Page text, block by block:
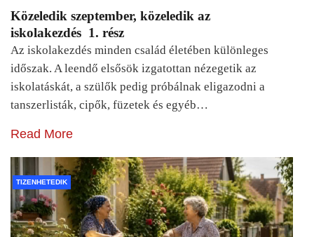
Közeledik szeptember, közeledik az
iskolakezdés 1. rész
Az iskolakezdés minden család életében különleges
időszak. A leendő elsősök izgatottan nézegetik az
iskolatáskát, a szülők pedig próbálnak eligazodni a
tanszerlisták, cipők, füzetek és egyéb…
Read More
TIZENHETEDIK